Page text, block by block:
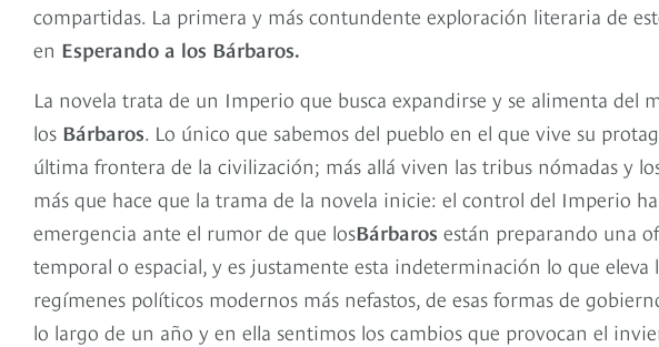
compartidas. La primera y más contundente exploración literaria de
en Esperando a los Bárbaros.
La novela trata de un Imperio que busca expandirse y se alimenta del
los Bárbaros. Lo único que sabemos del pueblo en el que vive su
última frontera de la civilización; más allá viven las tribus nómadas y
más que hace que la trama de la novela inicie: el control del Imperio
emergencia ante el rumor de que losBárbaros están preparando una
temporal o espacial, y es justamente esta indeterminación lo que
regímenes políticos modernos más nefastos, de esas formas de
lo largo de un año y en ella sentimos los cambios que provocan el